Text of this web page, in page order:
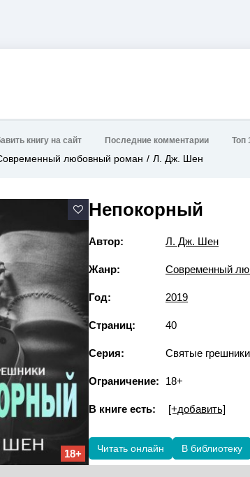
книгу на сайт Последние комментарии Топ
любовный роман Л. Дж. Шен
18+
Непокорный
Автор: Л. Дж. Шен
Жанр: Современный
Год: 2019
Страниц: 40
Серия: Святые
Ограничение: 18+
В книге есть: [+добавить]
Читать онлайн В библиотеку